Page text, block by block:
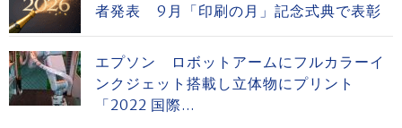
者発表 9月「印刷の月」記念式典で表彰
エプソン ロボットアームにフルカラーイ
ンクジェット搭載し立体物にプリント
「2022 国際...